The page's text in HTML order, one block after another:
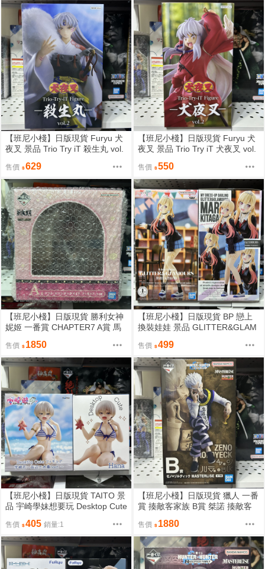
【班尼小棧】日版現貨 Furyu 犬
夜叉 景品 Trio Try iT 殺生丸 vol.
售價 629
【班尼小棧】日版現貨 Furyu 犬
夜叉 景品 Trio Try iT 犬夜叉 vol.
售價 550
【班尼小棧】日版現貨 勝利女神
妮姬 一番賞 CHAPTER7 A賞 馬
售價 1850
【班尼小棧】日版現貨 BP 戀上
換裝娃娃 景品 GLITTER&GLAM
公仔
售價 499
【班尼小棧】日版現貨 TAITO 景
品 宇崎學妹想要玩 Desktop Cute
售價 405 銷量:1
【班尼小棧】日版現貨 獵人 一番
賞 揍敵客家族 B賞 桀諾 揍敵客
售價 1880